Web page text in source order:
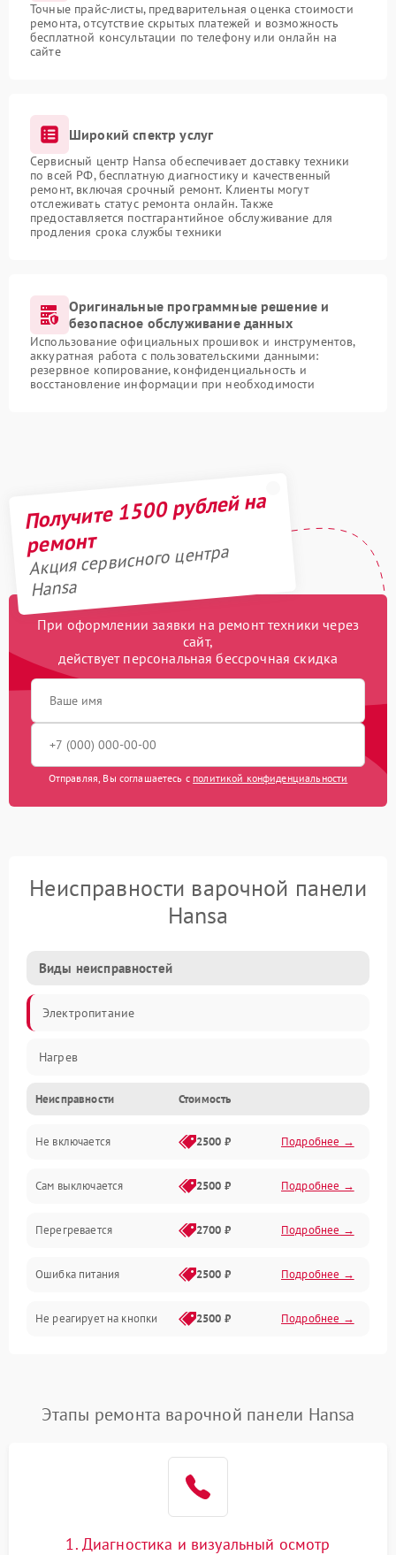
Точные прайс-листы, предварительная оценка стоимости
ремонта, отсутствие скрытых платежей и возможность
бесплатной консультации по телефону или онлайн на
сайте
Широкий спектр услуг
Сервисный центр Hansa обеспечивает доставку техники
по всей РФ, бесплатную диагностику и качественный
ремонт, включая срочный ремонт. Клиенты могут
отслеживать статус ремонта онлайн. Также
предоставляется постгарантийное обслуживание для
продления срока службы техники
Оригинальные программные решение и
безопасное обслуживание данных
Использование официальных прошивок и инструментов,
аккуратная работа с пользовательскими данными:
резервное копирование, конфиденциальность и
восстановление информации при необходимости
Получите 1500 рублей на
ремонт
Акция сервисного центра
Hansa
При оформлении заявки на ремонт техники через
сайт,
действует персональная бессрочная скидка
Отправляя, Вы соглашаетесь с политикой конфиденциальности
Неисправности варочной панели
Hansa
Виды неисправностей
Электропитание
Нагрев
Неисправности Стоимость
Не включается 2500 ₽ Подробнее →
Сам выключается 2500 ₽ Подробнее →
Перегревается 2700 ₽ Подробнее →
Ошибка питания 2500 ₽ Подробнее →
Не реагирует на кнопки 2500 ₽ Подробнее →
Этапы ремонта варочной панели Hansa
1. Диагностика и визуальный осмотр